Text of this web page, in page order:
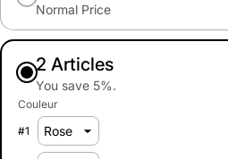
Normal Price
2 Articles
You save 5%.
Couleur
#1